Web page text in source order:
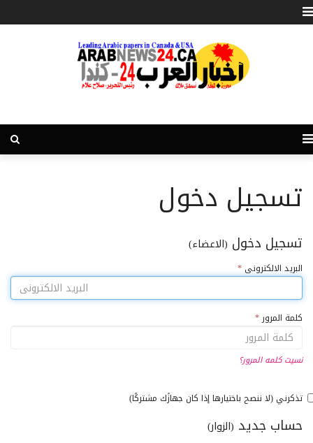
تسجيل دخول
تسجيل دخول (الاعضاء)
البريد الالكترونى *
كلمة المرور *
نسيت كلمه المرور؟
تذكرني (لا ننصح باختيارها إذا كان جهازًك مشتركًا)
حساب جديد (الزوار)